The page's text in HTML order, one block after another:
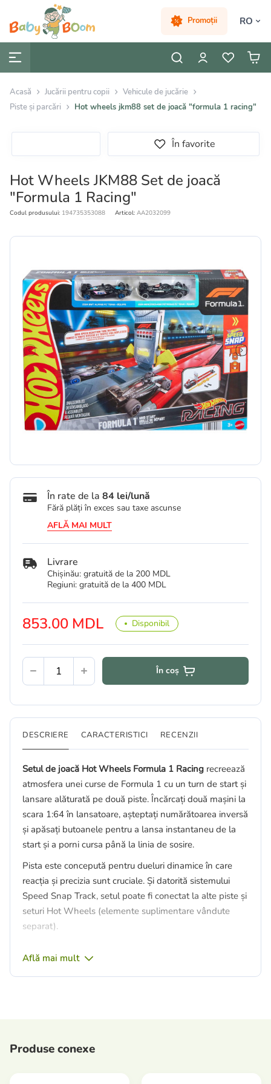
Promoții RO
Acasă Jucării pentru copii
Vehicule de jucărie
Piste și parcări
Hot wheels jkm88 set de joacă "formula 1 racing"
În favorite
Hot Wheels JKM88 Set de joacă
"Formula 1 Racing"
Codul produsului: 194735353088 Articol: AA2032099
853.00 MDL Disponibil
În rate de la 84 lei/lună
Fără plăți în exces sau taxe ascunse
AFLĂ MAI MULT
Livrare
Chișinău: gratuită de la 200 MDL
Regiuni: gratuită de la 400 MDL
În coș
DESCRIERE CARACTERISTICI RECENZII
Setul de joacă Hot Wheels Formula 1 Racing recreează
atmosfera unei curse de Formula 1 cu un turn de start și
lansare alăturată pe două piste. Încărcați două mașini la
scara 1:64 în lansatoare, așteptați numărătoarea inversă
și apăsați butoanele pentru a lansa instantaneu de la
start și a porni cursa până la linia de sosire.
Pista este concepută pentru dueluri dinamice în care
reacția și precizia sunt cruciale. Și datorită sistemului
Speed ​​Snap Track, setul poate fi conectat la alte piste și
seturi Hot Wheels (elemente suplimentare vândute
separat).
În timpul cursei, copiii exersează viteza de reacție și
coordonarea motorie, deoarece este crucial să apese
a preciziei.
Află mai mult
Produse conexe